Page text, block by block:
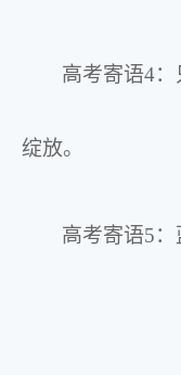
高考寄语4
绽放。
高考寄语5